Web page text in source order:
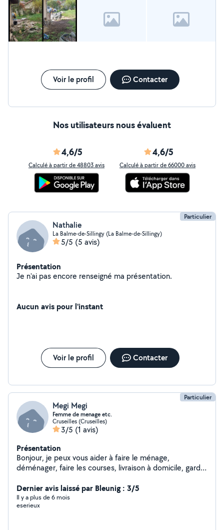
Voir le profil Contacter
Nos utilisateurs nous évaluent
4,6/5
Calculé à partir de 48803 avis
4,6/5
Calculé à partir de 66000 avis
Particulier
Nathalie
La Balme-de-Sillingy (La Balme-de-Sillingy)
5/5 (5 avis)
Présentation
Je n'ai pas encore renseigné ma présentation.
Aucun avis pour l'instant
Voir le profil Contacter
Particulier
Megi Megi
Femme de menage etc.
Cruseilles (Cruseilles)
3/5 (1 avis)
Présentation
Bonjour, je peux vous aider à faire le ménage,
déménager, faire les courses, livraison à domicile, garder
Dernier avis laissé par Bleunig : 3/5
Il y a plus de 6 mois
eserieux